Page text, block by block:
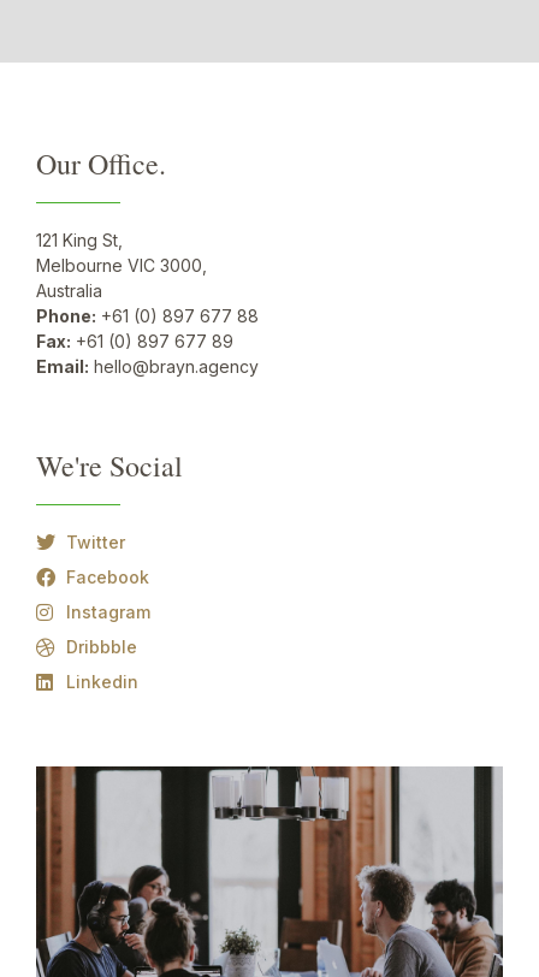
Our Office.
121 King St,
Melbourne VIC 3000,
Australia
Phone: +61 (0) 897 677 88
Fax: +61 (0) 897 677 89
Email: hello@brayn.agency
We're Social
Twitter
Facebook
Instagram
Dribbble
Linkedin